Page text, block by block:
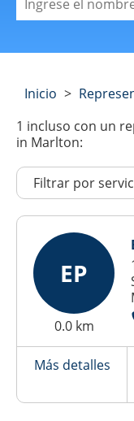
Inicio >
1 incluso con un
in Marlton:
EP
0.0 km
Más detalles